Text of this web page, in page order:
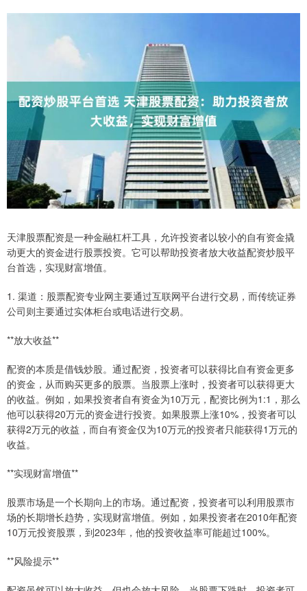
天津股票配资是一种金融杠杆工具，允许投资者以较小的自有资金撬
动更大的资金进行股票投资。它可以帮助投资者放大收益配资炒股平
台首选，实现财富增值。
1. 渠道：股票配资专业网主要通过互联网平台进行交易，而传统证券
公司则主要通过实体柜台或电话进行交易。
**放大收益**
配资的本质是借钱炒股。通过配资，投资者可以获得比自有资金更多
的资金，从而购买更多的股票。当股票上涨时，投资者可以获得更大
的收益。例如，如果投资者自有资金为10万元，配资比例为1:1，那么
他可以获得20万元的资金进行投资。如果股票上涨10%，投资者可以
获得2万元的收益，而自有资金仅为10万元的投资者只能获得1万元的
收益。
**实现财富增值**
股票市场是一个长期向上的市场。通过配资，投资者可以利用股票市
场的长期增长趋势，实现财富增值。例如，如果投资者在2010年配资
10万元投资股票，到2023年，他的投资收益率可能超过100%。
**风险提示**